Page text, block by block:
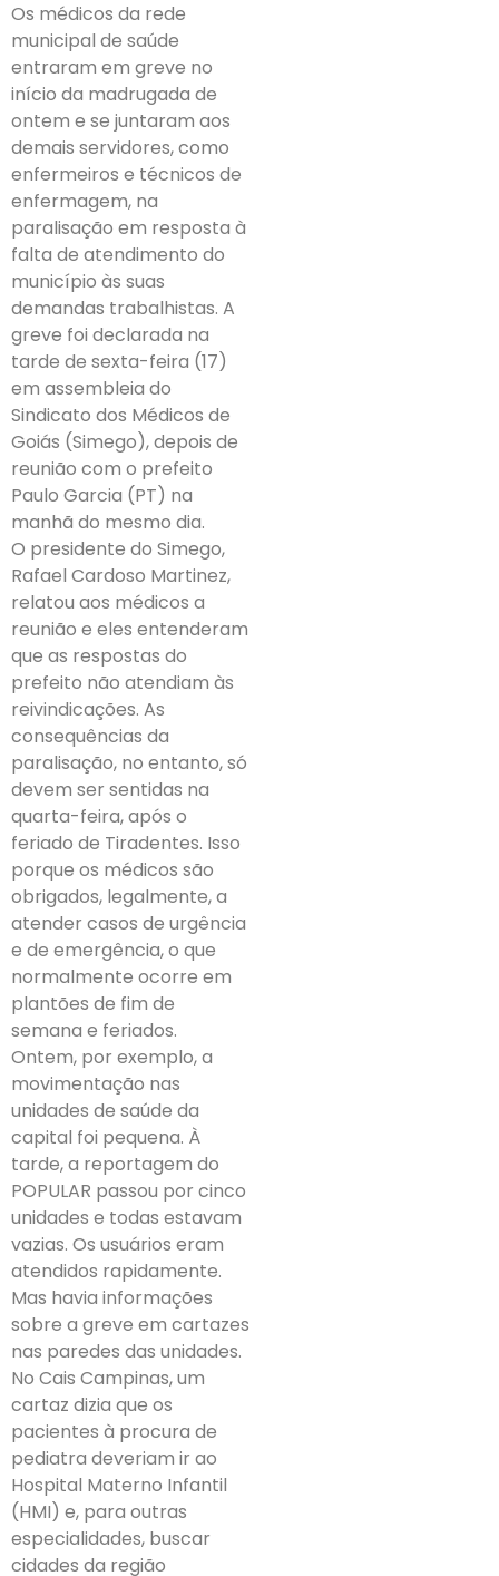
Os médicos da rede
municipal de saúde
entraram em greve no
início da madrugada de
ontem e se juntaram aos
demais servidores, como
enfermeiros e técnicos de
enfermagem, na
paralisação em resposta à
falta de atendimento do
município às suas
demandas trabalhistas. A
greve foi declarada na
tarde de sexta-feira (17)
em assembleia do
Sindicato dos Médicos de
Goiás (Simego), depois de
reunião com o prefeito
Paulo Garcia (PT) na
manhã do mesmo dia.
O presidente do Simego,
Rafael Cardoso Martinez,
relatou aos médicos a
reunião e eles entenderam
que as respostas do
prefeito não atendiam às
reivindicações. As
consequências da
paralisação, no entanto, só
devem ser sentidas na
quarta-feira, após o
feriado de Tiradentes. Isso
porque os médicos são
obrigados, legalmente, a
atender casos de urgência
e de emergência, o que
normalmente ocorre em
plantões de fim de
semana e feriados.
Ontem, por exemplo, a
movimentação nas
unidades de saúde da
capital foi pequena. À
tarde, a reportagem do
POPULAR passou por cinco
unidades e todas estavam
vazias. Os usuários eram
atendidos rapidamente.
Mas havia informações
sobre a greve em cartazes
nas paredes das unidades.
No Cais Campinas, um
cartaz dizia que os
pacientes à procura de
pediatra deveriam ir ao
Hospital Materno Infantil
(HMI) e, para outras
especialidades, buscar
cidades da região